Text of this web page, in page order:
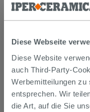
Diese Webseite
Diese Website
auch Third-Party-
Werbemitteilungen zu
entsprechen. Wir
die Art, auf die Sie
KUNDEN,
GEKAUFT
AUCH...